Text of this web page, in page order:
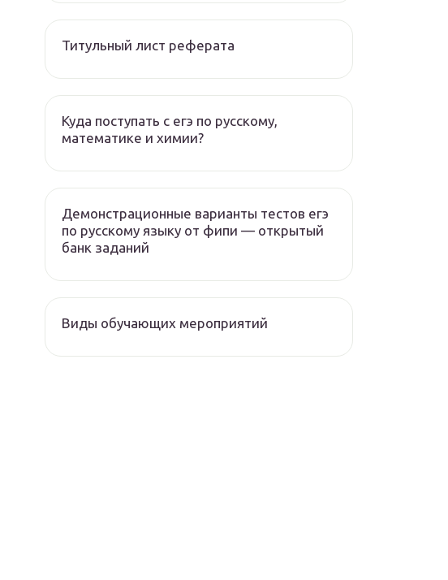
Титульный лист реферата
Куда поступать с егэ по русскому,
математике и химии?
Демонстрационные варианты тестов егэ
по русскому языку от фипи — открытый
банк заданий
Виды обучающих мероприятий